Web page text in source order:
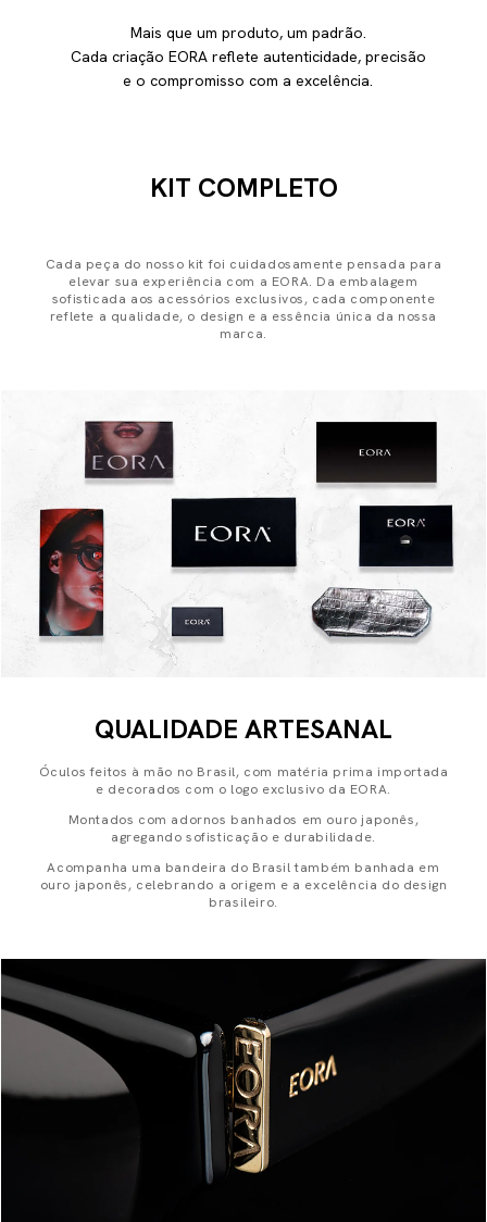
Mais que um produto, um padrão.
Cada criação EORA reflete autenticidade, precisão
e o compromisso com a excelência.
KIT COMPLETO
Cada peça do nosso kit foi cuidadosamente pensada para
elevar sua experiência com a EORA. Da embalagem
sofisticada aos acessórios exclusivos, cada componente
reflete a qualidade, o design e a essência única da nossa
marca.
QUALIDADE ARTESANAL
Óculos feitos à mão no Brasil, com matéria prima importada
e decorados com o logo exclusivo da EORA.
Montados com adornos banhados em ouro japonês,
agregando sofisticação e durabilidade.
Acompanha uma bandeira do Brasil também banhada em
ouro japonês, celebrando a origem e a excelência do design
brasileiro.